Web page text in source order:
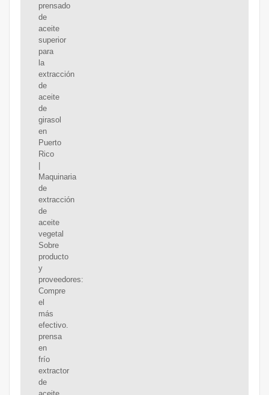
prensado
de
aceite
superior
para
la
extracción
de
aceite
de
girasol
en
Puerto
Rico
Maquinaria
de
extracción
de
aceite
vegetal
Sobre
producto
y
proveedores:
Compre
el
más
efectivo.
prensa
en
frío
extractor
de